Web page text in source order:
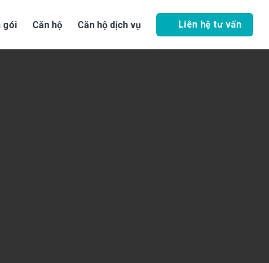
gói Căn hộ Căn hộ dịch vụ Liên hệ tư vấn